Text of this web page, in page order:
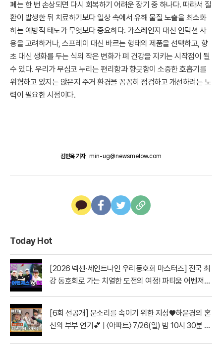
폐는 한 번 손상되면 다시 회복하기 어려운 장기 중 하나다. 따라서 질
환이 발생한 뒤 치료하기보다 일상 속에서 유해 물질 노출을 최소화
하는 예방적 태도가 무엇보다 중요하다. 가스레인지 대신 인덕션 사
용을 고려하거나, 스프레이 대신 바르는 형태의 제품을 선택하고, 향
초 대신 생화를 두는 식의 작은 변화가 폐 건강을 지키는 시작점이 될
수 있다. 우리가 무심코 누리는 편리함과 향긋함이 소중한 호흡기를
위협하고 있지는 않은지 주거 환경을 꼼꼼히 점검하고 개선하려는 노
력이 필요한 시점이다.
김민욱 기자 min-ug@newsmelow.com
Today Hot
[2026 넥센·세인트나인 우리동호회 마스터즈] 전국 최
강 동호회로 가는 치열한 도전의 여정! 파티움 어벤져스
[6회 선공개] 문소리를 속이기 위한 지성♥하윤경의 혼
신의 부부 연기💕 | 〈아파트〉 7/26(일) 밤 10시 30분 방